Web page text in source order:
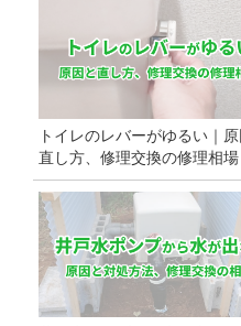
トイレのレバーがゆるい｜原
直し方、修理交換の修理相場